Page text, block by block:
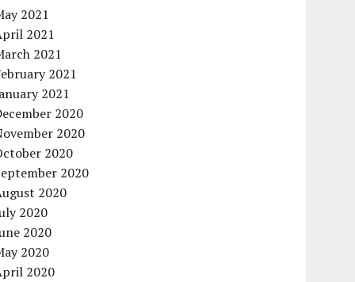
2021
2021
2021
2021
2021
2020
2020
2020
2020
2020
2020
2020
2020
2020